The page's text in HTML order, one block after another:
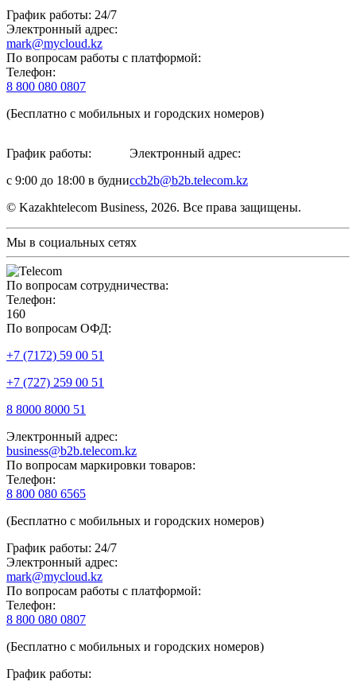
График работы: 24/7
Электронный адрес:
mark@mycloud.kz
По вопросам работы с платформой:
Телефон:
8 800 080 0807
(Бесплатно с мобильных и городских номеров)
График работы:
с 9:00 до 18:00 в будни
Электронный адрес:
ccb2b@b2b.telecom.kz
© Kazakhtelecom Business, 2026. Все права защищены.
Мы в социальных сетях
По вопросам сотрудничества:
Телефон:
160
По вопросам ОФД:
+7 (7172) 59 00 51
+7 (727) 259 00 51
8 8000 8000 51
Электронный адрес:
business@b2b.telecom.kz
По вопросам маркировки товаров:
Телефон:
8 800 080 6565
(Бесплатно с мобильных и городских номеров)
График работы: 24/7
Электронный адрес:
mark@mycloud.kz
По вопросам работы с платформой:
Телефон:
8 800 080 0807
(Бесплатно с мобильных и городских номеров)
График работы: